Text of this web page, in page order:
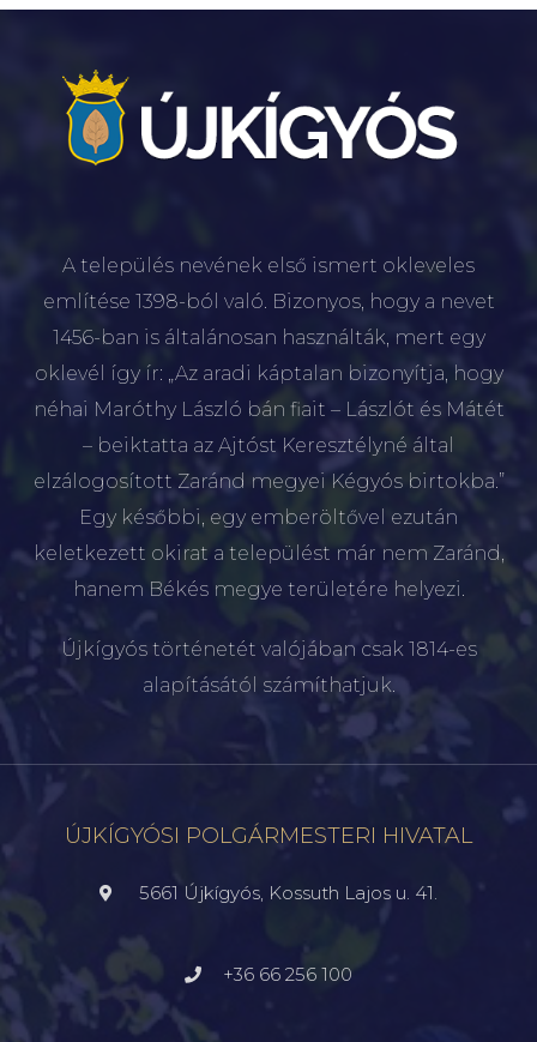
A település nevének első ismert okleveles
említése 1398-ból való. Bizonyos, hogy a nevet
1456-ban is általánosan használták, mert egy
oklevél így ír: „Az aradi káptalan bizonyítja, hogy
néhai Maróthy László bán fiait – Lászlót és Mátét
– beiktatta az Ajtóst Keresztélyné által
elzálogosított Zaránd megyei Kégyós birtokba.”
Egy későbbi, egy emberöltővel ezután
keletkezett okirat a települést már nem Zaránd,
hanem Békés megye területére helyezi.
Újkígyós történetét valójában csak 1814-es
alapításától számíthatjuk.
ÚJKÍGYÓSI POLGÁRMESTERI HIVATAL
5661 Újkígyós, Kossuth Lajos u. 41.
+36 66 256 100